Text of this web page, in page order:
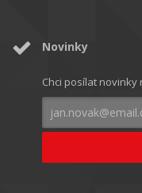
Novinky
Chci posílat novinky